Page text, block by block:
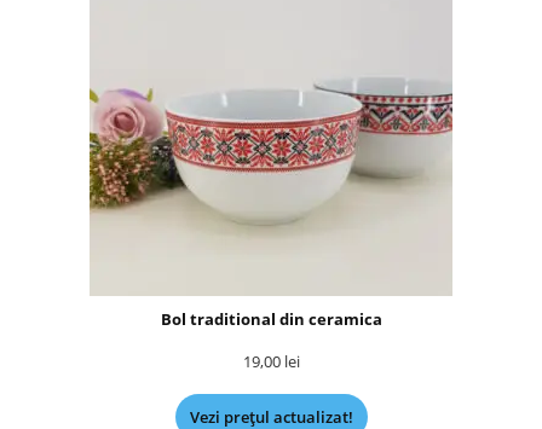
Bol traditional din ceramica
19,00 lei
Vezi prețul actualizat!